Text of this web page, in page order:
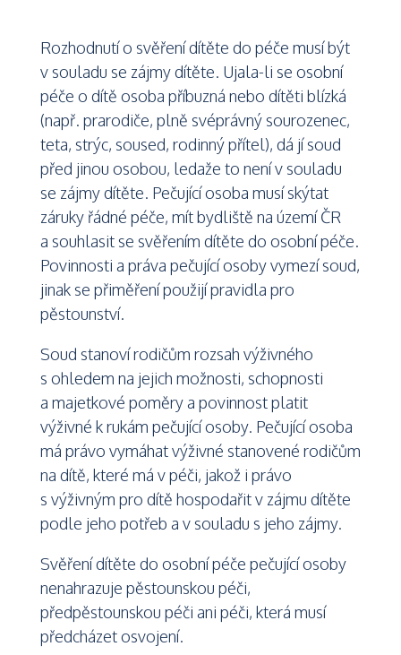
Rozhodnutí o svěření dítěte do péče musí být
v souladu se zájmy dítěte. Ujala-li se osobní
péče o dítě osoba příbuzná nebo dítěti blízká
(např. prarodiče, plně svéprávný sourozenec,
teta, strýc, soused, rodinný přítel), dá jí soud
před jinou osobou, ledaže to není v souladu
se zájmy dítěte. Pečující osoba musí skýtat
záruky řádné péče, mít bydliště na území ČR
a souhlasit se svěřením dítěte do osobní péče.
Povinnosti a práva pečující osoby vymezí soud,
jinak se přiměření použijí pravidla pro
pěstounství.
Soud stanoví rodičům rozsah výživného
s ohledem na jejich možnosti, schopnosti
a majetkové poměry a povinnost platit
výživné k rukám pečující osoby. Pečující osoba
má právo vymáhat výživné stanovené rodičům
na dítě, které má v péči, jakož i právo
s výživným pro dítě hospodařit v zájmu dítěte
podle jeho potřeb a v souladu s jeho zájmy.
Svěření dítěte do osobní péče pečující osoby
nenahrazuje pěstounskou péči,
předpěstounskou péči ani péči, která musí
předcházet osvojení.